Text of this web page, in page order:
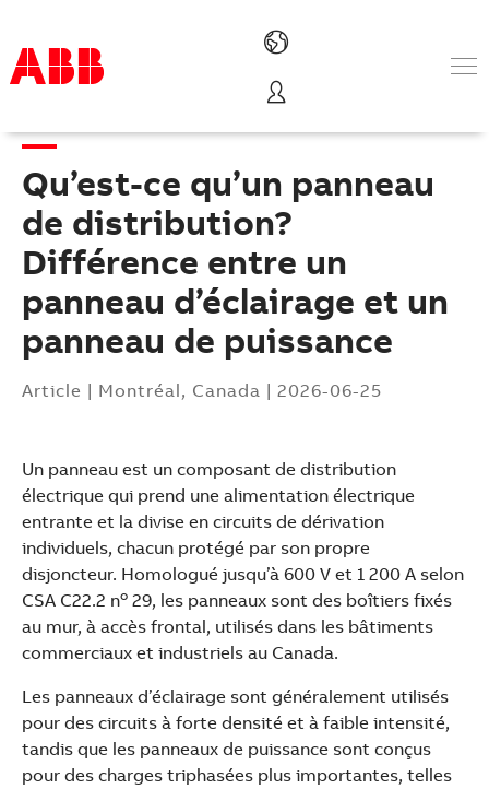
Produits & Services
Industries
Services
A propos
Où acheter
Contactez-nous
Carrières
Qu’est-ce qu’un panneau
de distribution?
Différence entre un
panneau d’éclairage et un
panneau de puissance
Article | Montréal, Canada | 2026-06-25
Un panneau est un composant de distribution
électrique qui prend une alimentation électrique
entrante et la divise en circuits de dérivation
individuels, chacun protégé par son propre
disjoncteur. Homologué jusqu’à 600 V et 1 200 A selon
CSA C22.2 no 29, les panneaux sont des boîtiers fixés
au mur, à accès frontal, utilisés dans les bâtiments
commerciaux et industriels au Canada.
Les panneaux d’éclairage sont généralement utilisés
pour des circuits à forte densité et à faible intensité,
tandis que les panneaux de puissance sont conçus
pour des charges triphasées plus importantes, telles